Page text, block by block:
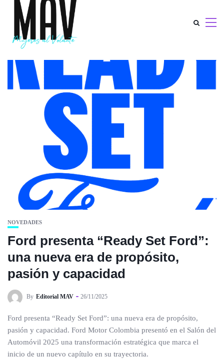
NOVEDADES
Ford presenta “Ready Set Ford”:
una nueva era de propósito,
pasión y capacidad
By Editorial MAV 26/11/2025
Ford presenta “Ready Set Ford”: una nueva era de propósito,
pasión y capacidad. Ford Motor Colombia presentó en el Salón del
Automóvil 2025 una transformación estratégica que marca el
inicio de un nuevo capítulo en su trayectoria.